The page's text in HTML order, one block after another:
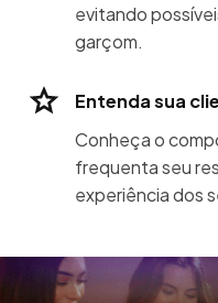
evitando
garçom.
Entenda sua
Conheça o
frequenta seu
experiência dos